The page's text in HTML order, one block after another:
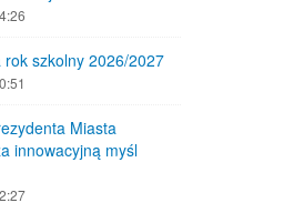
rok szkolny 2026/2027
Miasta
innowacyjną myśl